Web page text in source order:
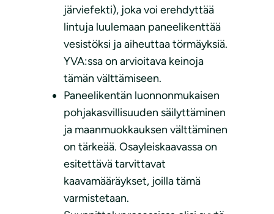
järviefekti), joka voi erehdyttää
lintuja luulemaan paneelikenttää
vesistöksi ja aiheuttaa törmäyksiä.
YVA:ssa on arvioitava keinoja
tämän välttämiseen.
Paneelikentän luonnonmukaisen
pohjakasvillisuuden säilyttäminen
ja maanmuokkauksen välttäminen
on tärkeää. Osayleiskaavassa on
esitettävä tarvittavat
kaavamääräykset, joilla tämä
varmistetaan.